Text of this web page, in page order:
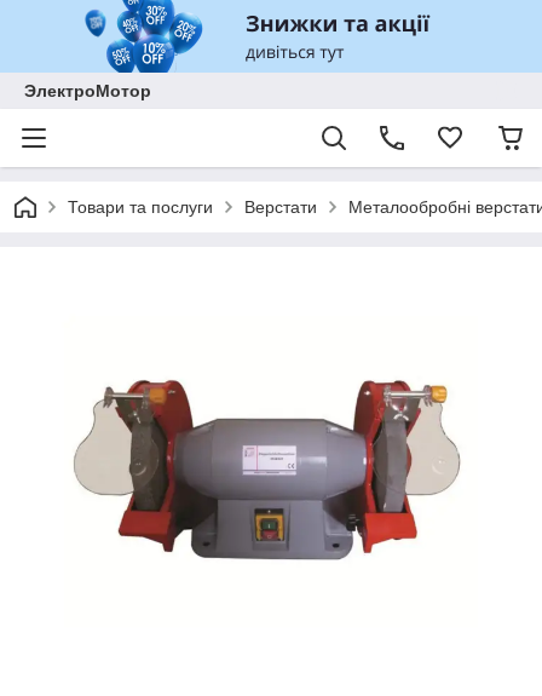
ЭлектроМотор
Товари та послуги Верстати Металообробні